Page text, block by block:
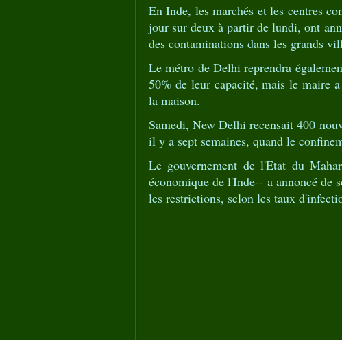
En Inde, les marchés et les centres
jour sur deux à partir de lundi, ont
des contaminations dans les grands
Le métro de Delhi reprendra
50% de leur capacité, mais le maire
la maison.
Samedi, New Delhi recensait 400
il y a sept semaines, quand le
Le gouvernement de l'Etat du
économique de l'Inde-- a annoncé de
les restrictions, selon les taux